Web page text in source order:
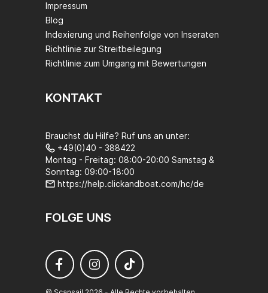
Impressum
Blog
Indexierung und Reihenfolge von Inseraten
Richtlinie zur Streitbeilegung
Richtlinie zum Umgang mit Bewertungen
KONTAKT
Brauchst du Hilfe? Ruf uns an unter:
+49(0)40 - 388422
Montag - Freitag: 08:00-20:00 Samstag &
Sonntag: 09:00-18:00
https://help.clickandboat.com/hc/de
FOLGE UNS